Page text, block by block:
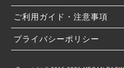
ご利用ガイド・注意事項
プライバシーポリシー